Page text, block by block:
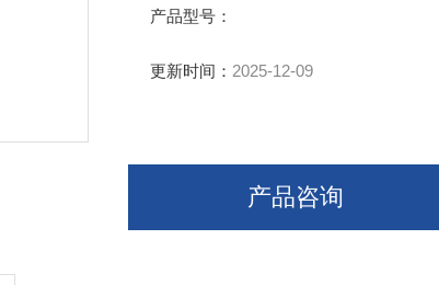
产品型号：
更新时间： 2025-12-09
产品咨询